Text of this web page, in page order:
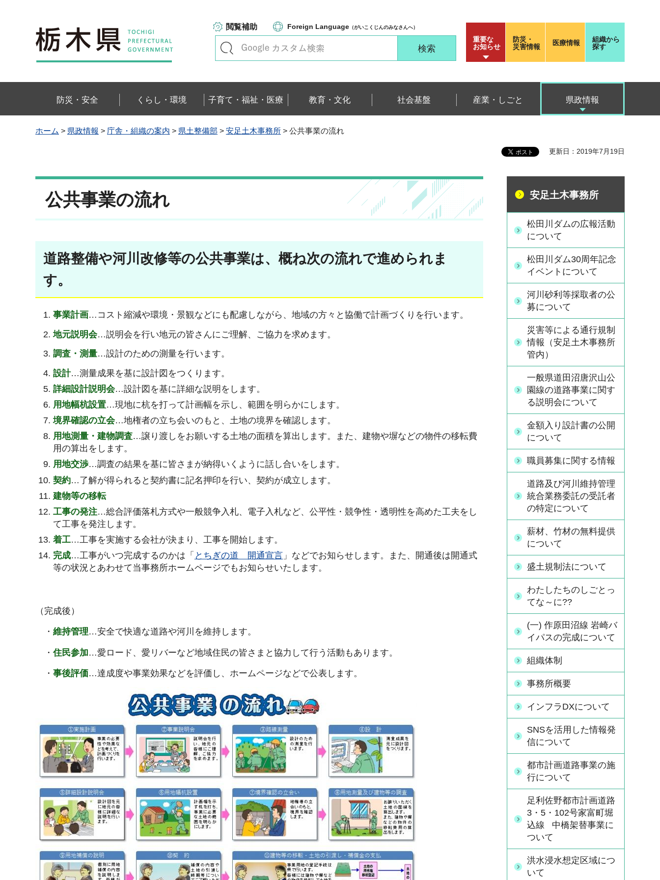
栃木県
閲覧補助 Foreign Language （がいこくじんのみなさんへ）
重要な
お知らせ
防災・
災害情報
医療情報
組織から
探す
防災・安全 くらし・環境 子育て・福祉・医療 教育・文化 社会基盤 産業・しごと 県政情報
ホーム > 県政情報 > 庁舎・組織の案内 > 県土整備部 > 安足土木事務所 > 公共事業の流れ
更新日：2019年7月19日
公共事業の流れ
道路整備や河川改修等の公共事業は、概ね次の流れで進められま
す。
事業計画…コスト縮減や環境・景観などにも配慮しながら、地域の方々と協働で計画づくりを行います。
地元説明会…説明会を行い地元の皆さんにご理解、ご協力を求めます。
調査・測量…設計のための測量を行います。
設計…測量成果を基に設計図をつくります。
詳細設計説明会…設計図を基に詳細な説明をします。
用地幅杭設置…現地に杭を打って計画幅を示し、範囲を明らかにします。
境界確認の立会…地権者の立ち会いのもと、土地の境界を確認します。
用地測量・建物調査…譲り渡しをお願いする土地の面積を算出します。また、建物や塀などの物件の移転費
用の算出をします。
用地交渉…調査の結果を基に皆さまが納得いくように話し合いをします。
契約…了解が得られると契約書に記名押印を行い、契約が成立します。
建物等の移転
工事の発注…総合評価落札方式や一般競争入札、電子入札など、公平性・競争性・透明性を高めた工夫をし
て工事を発注します。
着工…工事を実施する会社が決まり、工事を開始します。
完成…工事がいつ完成するのかは「 とちぎの道 開通宣言 」などでお知らせします。また、開通後は開通式
等の状況とあわせて当事務所ホームページでもお知らせいたします。
（完成後）
・ 維持管理…安全で快適な道路や河川を維持します。
・住民参加…愛ロード、愛リバーなど地域住民の皆さまと協力して行う活動もあります。
・ 事後評価…達成度や事業効果などを評価し、ホームページなどで公表します。
安足土木事務所
松田川ダムの広報活動
について
松田川ダム30周年記念
イベントについて
河川砂利等採取者の公
募について
災害等による通行規制
情報（安足土木事務所
管内）
一般県道田沼唐沢山公
園線の道路事業に関す
る説明会について
金額入り設計書の公開
について
職員募集に関する情報
道路及び河川維持管理
統合業務委託の受託者
の特定について
薪材、竹材の無料提供
について
盛土規制法について
わたしたちのしごとっ
てな～に??
(一) 作原田沼線 岩崎バ
イパスの完成について
組織体制
事務所概要
インフラDXについて
SNSを活用した情報発
信について
都市計画道路事業の施
行について
足利佐野都市計画道路
3・5・102号家富町堀
込線 中橋架替事業に
ついて
洪水浸水想定区域につ
いて